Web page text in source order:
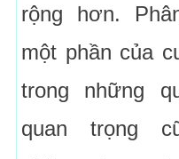
rộng hơn.
một phần của
trong những
quan trọng